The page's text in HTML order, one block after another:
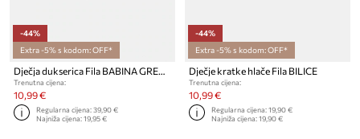
-44%
Extra -5% s kodom: OFF*
Dječja dukserica Fila BABINA GREDA
Trenutna cijena:
10,99 €
Regularna cijena:39,90 €
Najniža cijena:19,95 €
-44%
Extra -5% s kodom: OFF*
Dječje kratke hlače Fila BILICE
Trenutna cijena:
10,99 €
Regularna cijena:19,90 €
Najniža cijena:19,90 €